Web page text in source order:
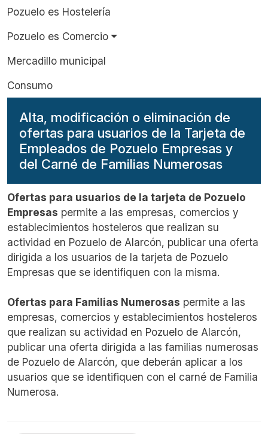
Pozuelo es Hostelería
Pozuelo es Comercio
Mercadillo municipal
Consumo
Alta, modificación o eliminación de
ofertas para usuarios de la Tarjeta de
Empleados de Pozuelo Empresas y
del Carné de Familias Numerosas
Ofertas para usuarios de la tarjeta de Pozuelo
Empresas permite a las empresas, comercios y
establecimientos hosteleros que realizan su
actividad en Pozuelo de Alarcón, publicar una oferta
dirigida a los usuarios de la tarjeta de Pozuelo
Empresas que se identifiquen con la misma.
Ofertas para Familias Numerosas permite a las
empresas, comercios y establecimientos hosteleros
que realizan su actividad en Pozuelo de Alarcón,
publicar una oferta dirigida a las familias numerosas
de Pozuelo de Alarcón, que deberán aplicar a los
usuarios que se identifiquen con el carné de Familia
Numerosa.